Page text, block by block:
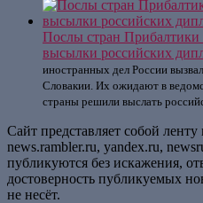
Послы стран
высылки российских
иностранных дел России
Словакии. Их ожидают в
страны решили выслать
Сайт представляет собой ленту
news.rambler.ru, yandex.ru,
публикуются без искажения,
достоверность публикуемых
не несёт.